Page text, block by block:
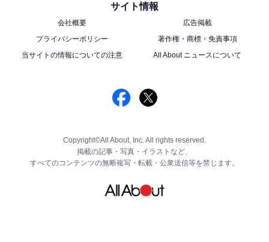
サイト情報
会社概要
広告掲載
プライバシーポリシー
著作権・商標・免責事項
当サイトの情報についての注意
All About ニュースについて
Copyright©All About, Inc. All rights reserved.
掲載の記事・写真・イラストなど、
すべてのコンテンツの無断複写・転載・公衆送信等を禁じます。